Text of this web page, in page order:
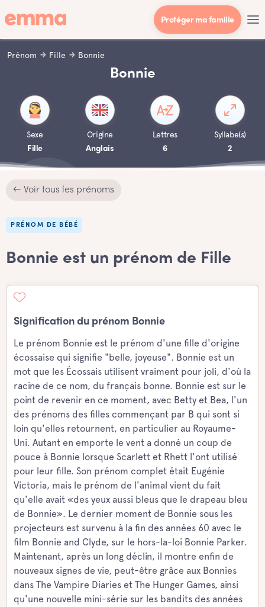
Protéger ma famille
Prénom Fille Bonnie
Bonnie
Sexe
Fille
Origine
Anglais
Lettres
6
Syllabe(s)
2
← Voir tous les prénoms
PRÉNOM DE BÉBÉ
Bonnie est un prénom de Fille
Signification du prénom Bonnie
Le prénom Bonnie est le prénom d'une fille d'origine
écossaise qui signifie "belle, joyeuse". Bonnie est un
mot que les Écossais utilisent vraiment pour joli, d'où la
racine de ce nom, du français bonne. Bonnie est sur le
point de revenir en ce moment, avec Betty et Bea, l'un
des prénoms des filles commençant par B qui sont si
loin qu'elles retournent, en particulier au Royaume-
Uni. Autant en emporte le vent a donné un coup de
pouce à Bonnie lorsque Scarlett et Rhett l'ont utilisé
pour leur fille. Son prénom complet était Eugénie
Victoria, mais le prénom de l'animal vient du fait
qu'elle avait «des yeux aussi bleus que le drapeau bleu
de Bonnie». Le dernier moment de Bonnie sous les
projecteurs est survenu à la fin des années 60 avec le
film Bonnie and Clyde, sur le hors-la-loi Bonnie Parker.
Maintenant, après un long déclin, il montre enfin de
nouveaux signes de vie, peut-être grâce aux Bonnies
dans The Vampire Diaries et The Hunger Games, ainsi
qu'une nouvelle mini-série sur les bandits des années